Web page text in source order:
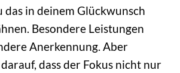
das in deinem Glückwunsch
Besondere Leistungen
Anerkennung. Aber
dass der Fokus nicht nur